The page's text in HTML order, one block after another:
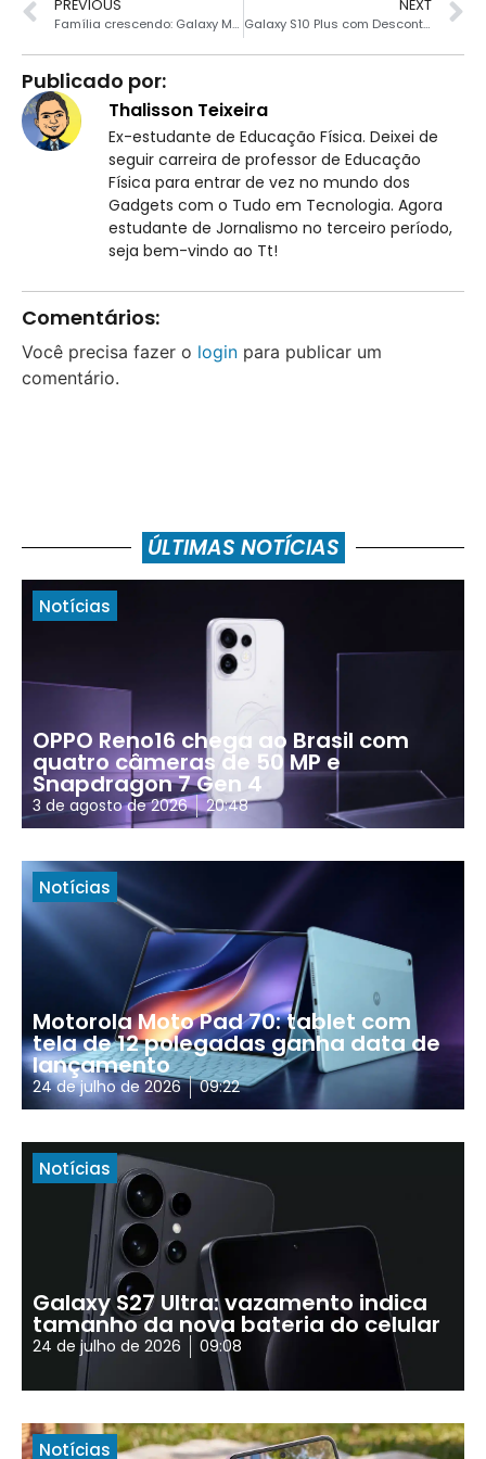
PREVIOUS
Família crescendo: Galaxy M30s surge no Geekbench
NEXT
Galaxy S10 Plus com Desconto de 2 mil reais
Publicado por:
Thalisson Teixeira
Ex-estudante de Educação Física. Deixei de
seguir carreira de professor de Educação
Física para entrar de vez no mundo dos
Gadgets com o Tudo em Tecnologia. Agora
estudante de Jornalismo no terceiro período,
seja bem-vindo ao Tt!
Comentários:
Você precisa fazer o login para publicar um
comentário.
ÚLTIMAS NOTÍCIAS
Notícias
OPPO Reno16 chega ao Brasil com
quatro câmeras de 50 MP e
Snapdragon 7 Gen 4
3 de agosto de 2026 20:48
Notícias
Motorola Moto Pad 70: tablet com
tela de 12 polegadas ganha data de
lançamento
24 de julho de 2026 09:22
Notícias
Galaxy S27 Ultra: vazamento indica
tamanho da nova bateria do celular
24 de julho de 2026 09:08
Notícias